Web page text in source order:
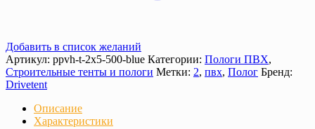
Добавить в список желаний
Артикул: ppvh-t-2х5-500-blue Категории: Пологи ПВХ,
Строительные тенты и пологи Метки: 2, пвх, Полог Бренд:
Drivetent
Описание
Характеристики